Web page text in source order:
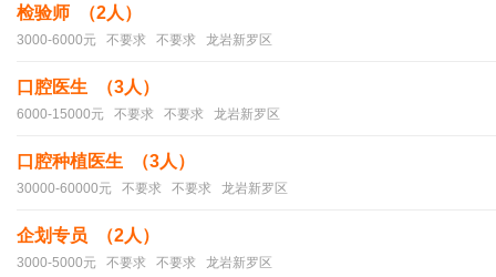
检验师 （2人）
3000-6000元 不要求 不要求 龙岩新罗区
口腔医生 （3人）
6000-15000元 不要求 不要求 龙岩新罗区
口腔种植医生 （3人）
30000-60000元 不要求 不要求 龙岩新罗区
企划专员 （2人）
3000-5000元 不要求 不要求 龙岩新罗区